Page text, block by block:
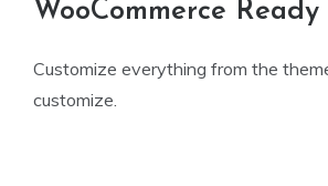
WooCommerce Ready
Customize everything from the
customize.